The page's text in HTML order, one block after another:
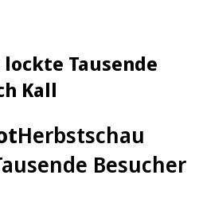
Tausende
Kall
Herbstschau
Besucher